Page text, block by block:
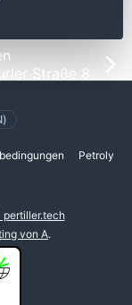
Straße 8
Petroly
von A.